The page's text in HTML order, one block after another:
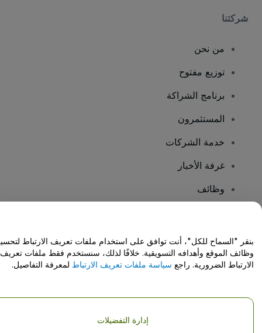
شركتنا
من نحن
توزيع مفتوح
برنامج الشراكة
المستثمرون
خدمة الشركات
غرفة الأخبار
وظائف
مركز المساعدة / اتصل بنا
حقوق النشر © شركة فياجوجو المحدودة 2026
تفاصيل الشركة
بنقر "السماح للكل"، أنت توافق على استخدام ملفات تعريف الارتباط
وظائف الموقع وأهدافه التسويقية. خلافًا لذلك، سنستخدم فقط ملفات تعريف
الارتباط الضرورية. راجع سياسة ملفات تعريف الارتباط لمعرفة التفاصيل.
إدارة التفضيلات